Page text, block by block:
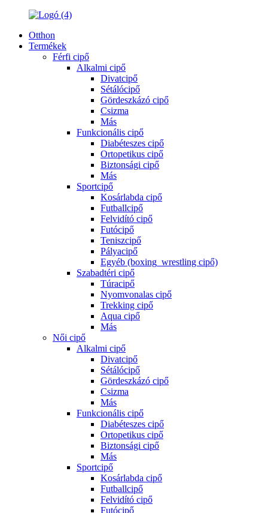
Otthon
Termékek
Férfi cipő
Alkalmi cipő
Divatcipő
Sétálócipő
Gördeszkázó cipő
Csizma
Más
Funkcionális cipő
Diabéteszes cipő
Ortopetikus cipő
Biztonsági cipő
Más
Sportcipő
Kosárlabda cipő
Futballcipő
Felvidító cipő
Futócipő
Teniszcipő
Pályacipő
Egyéb (boxing_wrestling cipő)
Szabadtéri cipő
Túracipő
Nyomvonalas cipő
Trekking cipő
Aqua cipő
Más
Női cipő
Alkalmi cipő
Divatcipő
Sétálócipő
Gördeszkázó cipő
Csizma
Más
Funkcionális cipő
Diabéteszes cipő
Ortopetikus cipő
Biztonsági cipő
Más
Sportcipő
Kosárlabda cipő
Futballcipő
Felvidító cipő
Futócipő